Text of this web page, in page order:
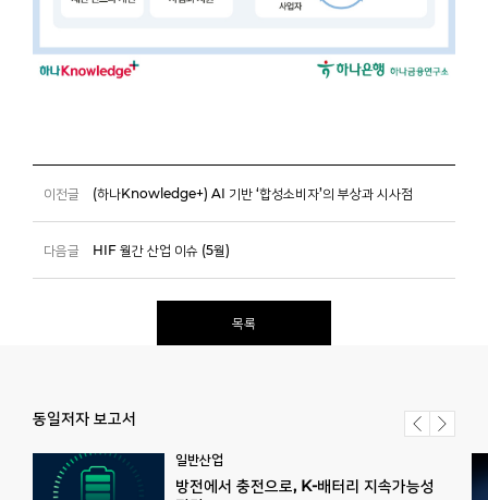
이전글 (하나Knowledge+) AI 기반 ‘합성소비자’의 부상과 시사점
다음글 HIF 월간 산업 이슈 (5월)
목록
동일저자 보고서
일반산업
방전에서 충전으로, K-배터리 지속가능성